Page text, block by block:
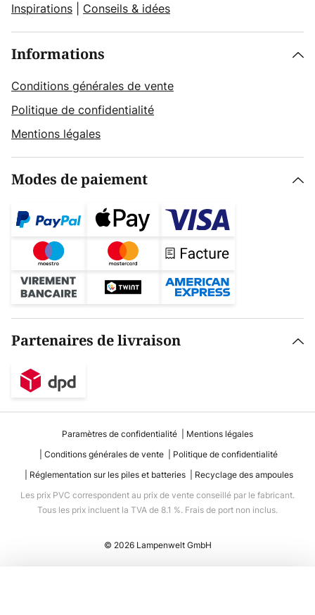
Inspirations
Conseils & idées
Informations
Conditions générales de vente
Politique de confidentialité
Mentions légales
Modes de paiement
Partenaires de livraison
Paramètres de confidentialité
Mentions légales
Conditions générales de vente
Politique de confidentialité
Réglementation sur les piles et batteries
Recyclage des ampoules
Les prix PVC correspondent au prix de vente conseillé par le fabricant.
Tous les prix incluent la TVA de 8.1 %. Frais de port non inclus.
© 2026 Lampenwelt GmbH